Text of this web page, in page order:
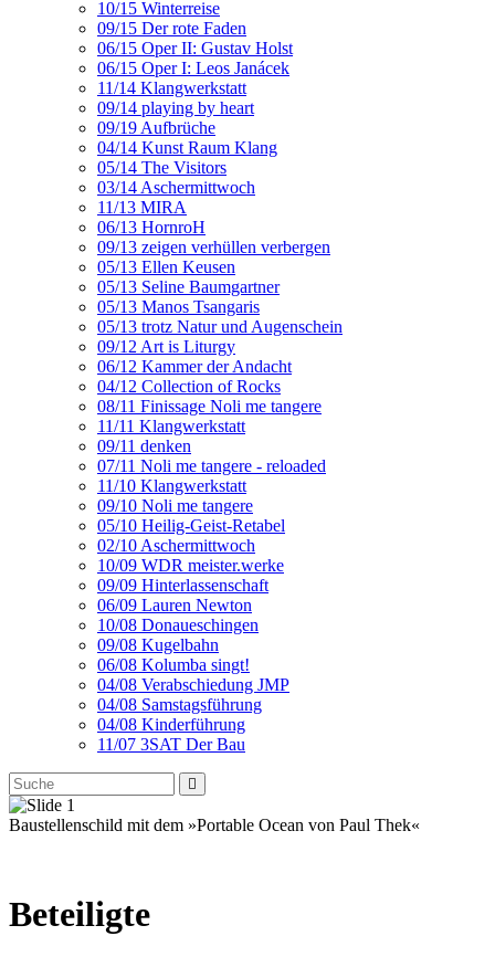
10/15 Winterreise
09/15 Der rote Faden
06/15 Oper II: Gustav Holst
06/15 Oper I: Leos Janácek
11/14 Klangwerkstatt
09/14 playing by heart
09/19 Aufbrüche
04/14 Kunst Raum Klang
05/14 The Visitors
03/14 Aschermittwoch
11/13 MIRA
06/13 HornroH
09/13 zeigen verhüllen verbergen
05/13 Ellen Keusen
05/13 Seline Baumgartner
05/13 Manos Tsangaris
05/13 trotz Natur und Augenschein
09/12 Art is Liturgy
06/12 Kammer der Andacht
04/12 Collection of Rocks
08/11 Finissage Noli me tangere
11/11 Klangwerkstatt
09/11 denken
07/11 Noli me tangere - reloaded
11/10 Klangwerkstatt
09/10 Noli me tangere
05/10 Heilig-Geist-Retabel
02/10 Aschermittwoch
10/09 WDR meister.werke
09/09 Hinterlassenschaft
06/09 Lauren Newton
10/08 Donaueschingen
09/08 Kugelbahn
06/08 Kolumba singt!
04/08 Verabschiedung JMP
04/08 Samstagsführung
04/08 Kinderführung
11/07 3SAT Der Bau
Baustellenschild mit dem »Portable Ocean von Paul Thek«
Beteiligte